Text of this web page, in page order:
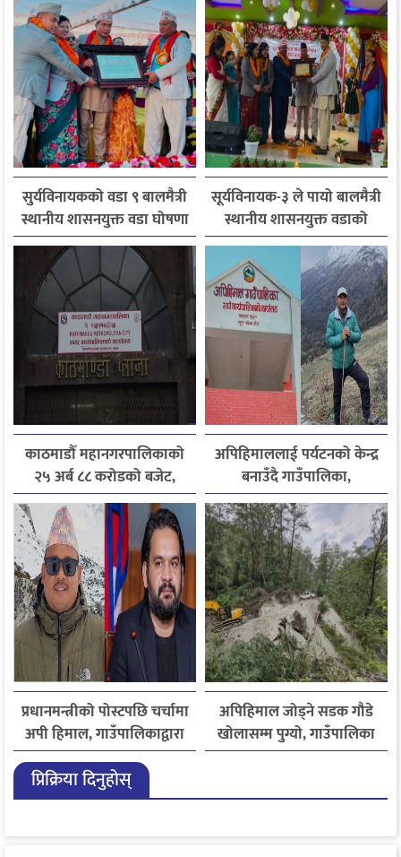
सुर्यविनायकको वडा ९ बालमैत्री
स्थानीय शासनयुक्त वडा घोषणा
सूर्यविनायक-३ ले पायो बालमैत्री
स्थानीय शासनयुक्त वडाको
मान्यता
काठमाडौँ महानगरपालिकाको
२५ अर्ब ८८ करोडको बजेट,
पूर्वाधार र सेवा सुधारलाई
प्राथमिकता
अपिहिमाललाई पर्यटनको केन्द्र
बनाउँदै गाउँपालिका,
बहुआयामिक पर्यटन विकासमा
जोड
प्रधानमन्त्रीको पोस्टपछि चर्चामा
अपी हिमाल, गाउँपालिकाद्वारा
भ्रमणको निमन्त्रणा
अपिहिमाल जोड्ने सडक गौडे
खोलासम्म पुग्यो, गाउँपालिका
मुकाम सडक सञ्जालसँग जोडिने
प्रिक्रिया दिनुहोस्